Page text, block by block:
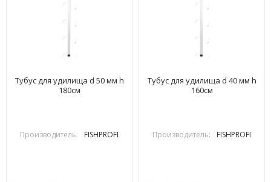
Тубус для удилища d 50 мм h
180см
Производитель: FISHPROFI
Тубус для удилища d 40 мм h
160см
Производитель: FISHPROFI